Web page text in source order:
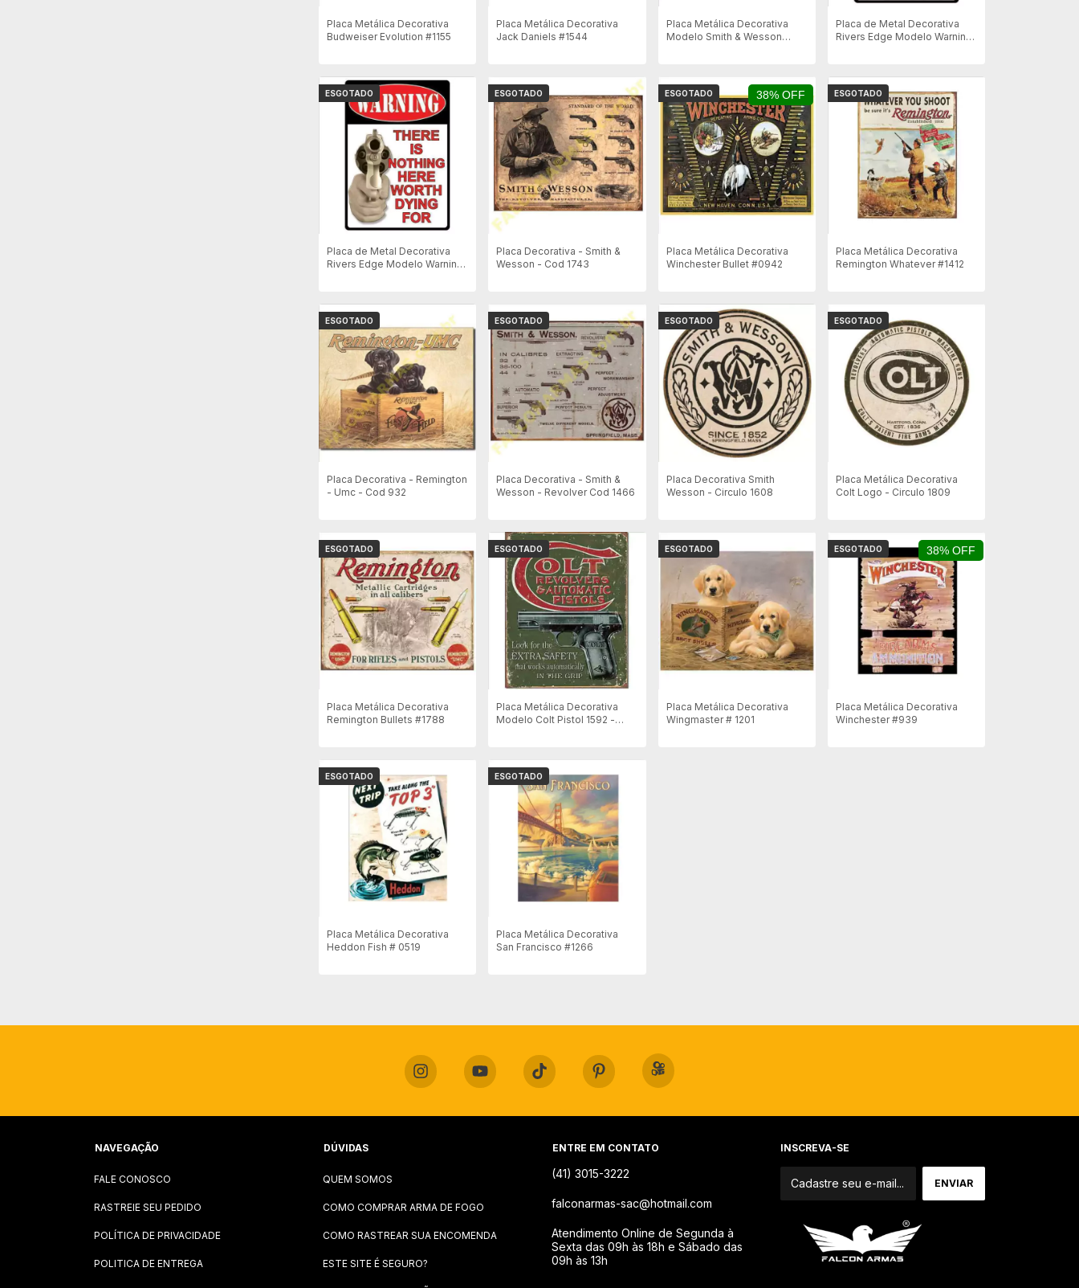
Placa Metálica Decorativa
Budweiser Evolution #1155
Placa Metálica Decorativa
Jack Daniels #1544
Placa Metálica Decorativa
Modelo Smith & Wesson
Placa de Metal Decorativa
Rivers Edge Modelo Warning
ESGOTADO
Placa de Metal Decorativa
Rivers Edge Modelo Warning
ESGOTADO
Placa Decorativa - Smith &
Wesson - Cod 1743
38% OFF
ESGOTADO
Placa Metálica Decorativa
Winchester Bullet #0942
ESGOTADO
Placa Metálica Decorativa
Remington Whatever #1412
ESGOTADO
Placa Decorativa - Remington
- Umc - Cod 932
ESGOTADO
Placa Decorativa - Smith &
Wesson - Revolver Cod 1466
ESGOTADO
Placa Decorativa Smith
Wesson - Circulo 1608
ESGOTADO
Placa Metálica Decorativa
Colt Logo - Circulo 1809
ESGOTADO
Placa Metálica Decorativa
Remington Bullets #1788
ESGOTADO
Placa Metálica Decorativa
Modelo Colt Pistol 1592 -
ESGOTADO
Placa Metálica Decorativa
Wingmaster # 1201
38% OFF
ESGOTADO
Placa Metálica Decorativa
Winchester #939
ESGOTADO
Placa Metálica Decorativa
Heddon Fish # 0519
ESGOTADO
Placa Metálica Decorativa
San Francisco #1266
NAVEGAÇÃO
FALE CONOSCO
RASTREIE SEU PEDIDO
POLÍTICA DE PRIVACIDADE
POLITICA DE ENTREGA
DÚVIDAS
QUEM SOMOS
COMO COMPRAR ARMA DE FOGO
COMO RASTREAR SUA ENCOMENDA
ESTE SITE É SEGURO?
ENTRE EM CONTATO
(41) 3015-3222
falconarmas-sac@hotmail.com
Atendimento Online de Segunda à
Sexta das 09h às 18h e Sábado das
09h às 13h
INSCREVA-SE